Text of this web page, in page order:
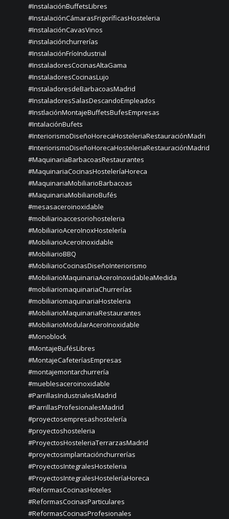
#InstalaciónBuffetsLibres
#InstalaciónCámarasFrigoríficasHosteleria
#InstalaciónCavasVinos
#instalaciónchurrerías
#InstalaciónFríoIndustrial
#InstaladoresCocinasAltaGama
#InstaladoresCocinasLujo
#InstaladoresdeBarbacoasMadrid
#InstaladoresSalasDescandoEmpleados
#InstlaciónMontajeBuffetsBufesEmpresas
#IntalaciónBufets
#InteriorismoDiseñoHorecaHosteleriaRestauraciónMadri
#InteriorismoDiseñoHorecaHosteleriaRestauraciónMadrid
#MaquinariaBarbacoasRestaurantes
#MaquinariaCocinasHosteleríaHoreca
#MaquinariaMobiliarioBarbacoas
#MaquinariaMobiliarioBufés
#mesasaceroinoxidable
#mobiliarioaccesoriohosteleria
#MobiliarioAceroInoxHostelería
#MobiliarioAceroInoxidable
#MobiliarioBBQ
#MobiliarioCocinasDiseñoInteriorismo
#MobiliarioMaquinariaAceroInoxidableaMedida
#mobiliariomaquinariaChurrerías
#mobiliariomaquinariaHosteleria
#MobiliarioMaquinariaRestaurantes
#MobiliarioModularAceroInoxidable
#Monoblock
#MontajeBufésLibres
#MontajeCafeteríasEmpresas
#montajemontarchurrería
#mueblesaceroinoxidable
#ParrillasIndustrialesMadrid
#ParrillasProfesionalesMadrid
#proyectosempresashostelería
#proyectoshosteleria
#ProyectosHosteleriaTerrarzasMadrid
#proyectosimplantaciónchurrerías
#ProyectosIntegralesHosteleria
#ProyectosIntegralesHosteleríaHoreca
#ReformasCocinasHoteles
#ReformasCocinasParticulares
#ReformasCocinasProfesionales